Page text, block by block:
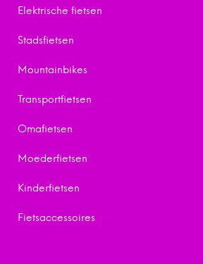
Elektrische fietsen
Stadsfietsen
Mountainbikes
Transportfietsen
Omafietsen
Moederfietsen
Kinderfietsen
Fietsaccessoires